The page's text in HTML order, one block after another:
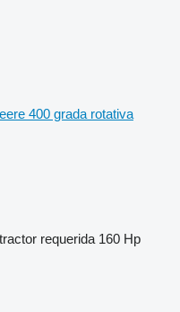
400 grada rotativa
requerida 160 Hp